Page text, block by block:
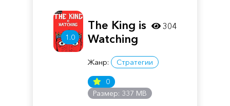
1.0
The King is
Watching
Жанр: Стратегии
0
Размер: 337 MB
304